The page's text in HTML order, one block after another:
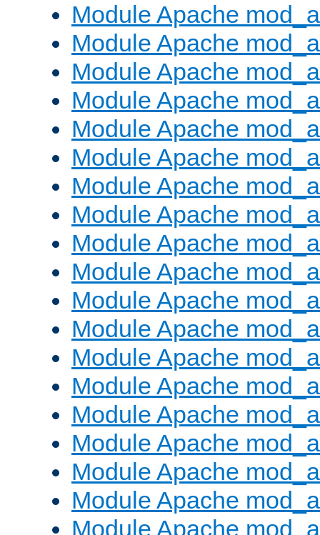
Module Apache
Module Apache
Module Apache
Module Apache
Module Apache
Module Apache
Module Apache
Module Apache
Module Apache
Module Apache
Module Apache
Module Apache
Module Apache
Module Apache
Module Apache
Module Apache
Module Apache
Module Apache
Module Apache